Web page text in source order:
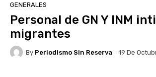
GENERALES
Personal de GN Y INM
migrantes
By Periodismo Sin Reserva 19 De